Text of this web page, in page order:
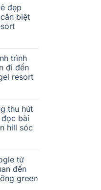
đẹp
biệt
trình
đi đến
resort
thu hút
bài
hill sóc
từ
đến
green